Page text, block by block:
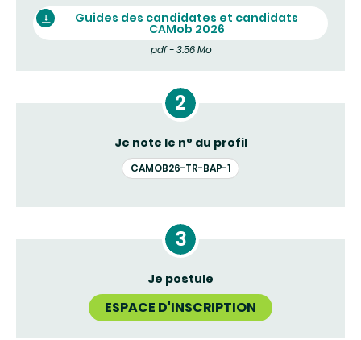
Guides des candidates et candidats
CAMob 2026
pdf - 3.56 Mo
Je note le n° du profil
CAMOB26-TR-BAP-1
Je postule
ESPACE D'INSCRIPTION